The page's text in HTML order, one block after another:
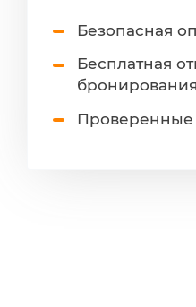
Безопасная
Бесплатная
бронирования
Проверенные